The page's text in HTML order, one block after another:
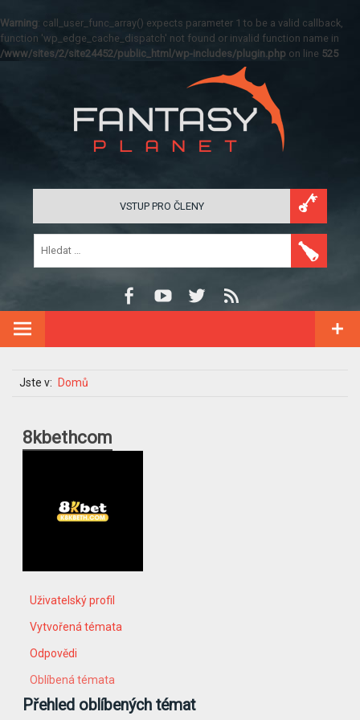
Warning: call_user_func_array() expects parameter 1 to be a valid callback,
function 'wp_edge_cache_dispatch' not found or invalid function name in
/www/sites/2/site24452/public_html/wp-includes/plugin.php on line 525
VSTUP PRO ČLENY
Jste v: Domů
8kbethcom
Uživatelský profil
Vytvořená témata
Odpovědi
Oblíbená témata
Přehled oblíbených témat